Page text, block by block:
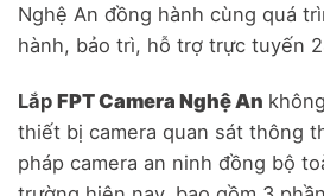
Nghệ An đồng hành cùng quá
hành, bảo trì, hỗ trợ trực tuyến
Lắp FPT Camera Nghệ An
thiết bị camera quan sát thông
pháp camera an ninh đồng bộ